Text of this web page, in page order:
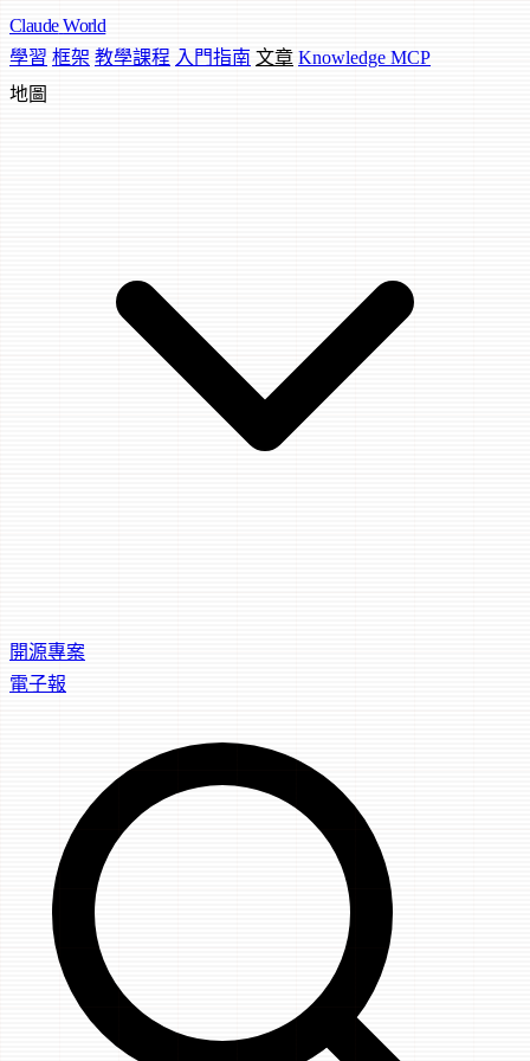
Claude World
學習 框架 教學課程 入門指南 文章 Knowledge MCP
地圖
開源專案
電子報